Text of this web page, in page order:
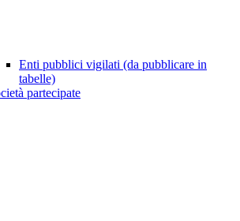
Enti pubblici vigilati (da pubblicare in
tabelle)
partecipate